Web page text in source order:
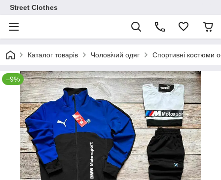
Street Clothes
Каталог товарів Чоловічий одяг Спортивні костюми
–9%